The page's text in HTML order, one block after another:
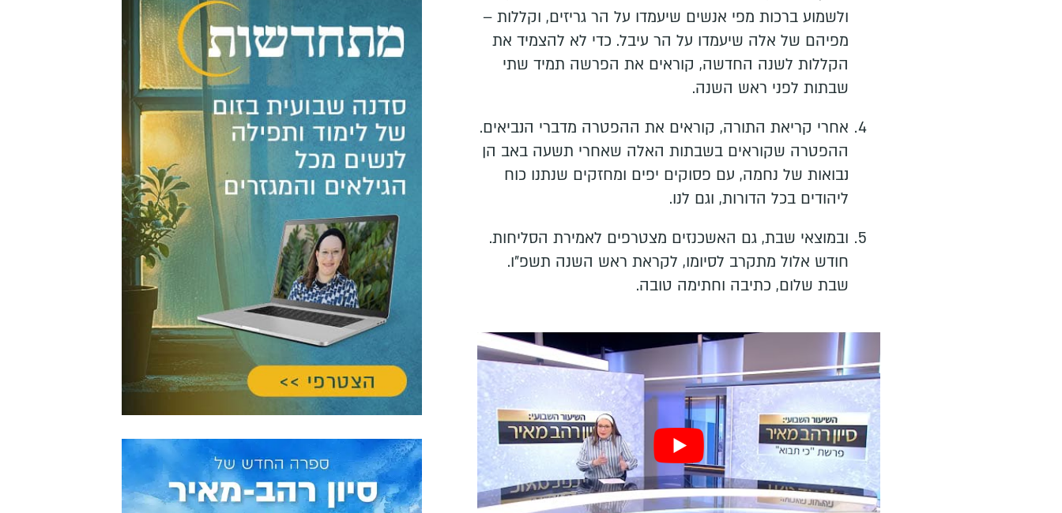
ולשמוע ברכות מפי אנשים שיעמדו על הר גריזים, וקללות –
מפיהם של אלה שיעמדו על הר עיבל. כדי לא להצמיד את
הקללות לשנה החדשה, קוראים את הפרשה תמיד שתי
שבתות לפני ראש השנה.
אחרי קריאת התורה, קוראים את ההפטרה מדברי הנביאים.
ההפטרה שקוראים בשבתות האלה שאחרי תשעה באב הן
נבואות של נחמה, עם פסוקים יפים ומחזקים שנתנו כוח
ליהודים בכל הדורות, וגם לנו.
ובמוצאי שבת, גם האשכנזים מצטרפים לאמירת הסליחות.
חודש אלול מתקרב לסיומו, לקראת ראש השנה תשפ"ו.
שבת שלום, כתיבה וחתימה טובה.